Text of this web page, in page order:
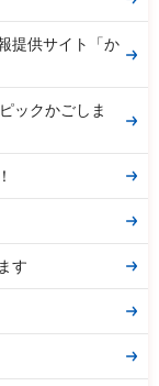
提供サイト「か
ックかごしま
す